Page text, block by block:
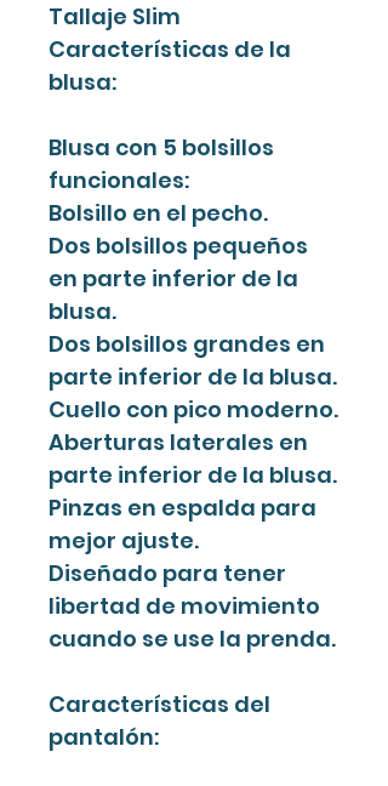
Tallaje Slim
Características de la
blusa:
Blusa con 5 bolsillos
funcionales:
Bolsillo en el pecho.
Dos bolsillos pequeños
en parte inferior de la
blusa.
Dos bolsillos grandes en
parte inferior de la blusa.
Cuello con pico moderno.
Aberturas laterales en
parte inferior de la blusa.
Pinzas en espalda para
mejor ajuste.
Diseñado para tener
libertad de movimiento
cuando se use la prenda.
Características del
pantalón: